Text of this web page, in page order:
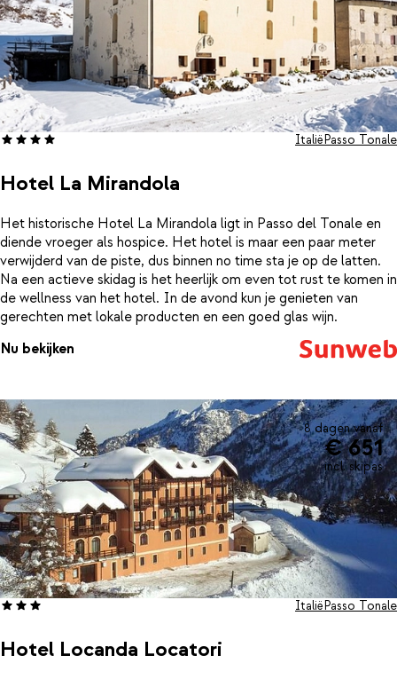
Hotel La Mirandola
ItaliëPasso Tonale
Het historische Hotel La Mirandola ligt in Passo del Tonale en
diende vroeger als hospice. Het hotel is maar een paar meter
verwijderd van de piste, dus binnen no time sta je op de latten.
Na een actieve skidag is het heerlijk om even tot rust te komen in
de wellness van het hotel. In de avond kun je genieten van
gerechten met lokale producten en een goed glas wijn.
Nu bekijken
8 dagen vanaf
€ 651
incl. skipas
Hotel Locanda Locatori
ItaliëPasso Tonale